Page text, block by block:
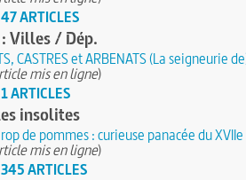
47 ARTICLES
Villes / Dép.
CASTRES et ARBENATS (La seigneurie
mis en ligne)
1 ARTICLES
insolites
de pommes : curieuse panacée du
mis en ligne)
345 ARTICLES